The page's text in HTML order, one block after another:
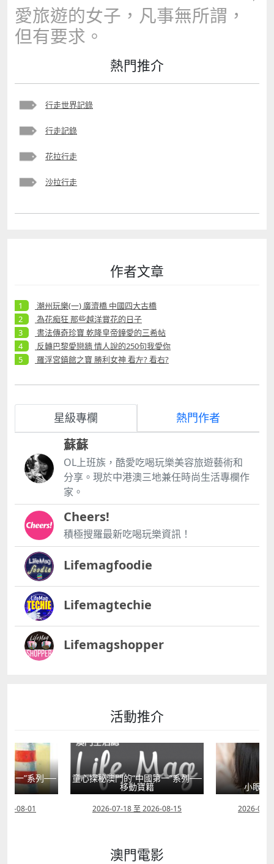
愛旅遊的女子，凡事無所謂，
但有要求。
熱門推介
行走世界記錄
行走記錄
花拉行走
沙拉行走
作者文章
潮州玩樂(一) 廣濟橋 中國四大古橋
為花痴狂 那些越洋賞花的日子
書法傳奇珍寶 乾隆皇帝鐘愛的三希帖
反轉巴黎愛戀牆 情人說的250句我愛你
羅浮宮鎮館之寶 勝利女神 看左? 看右?
星級專欄 熱門作者
蘇蘇
OL上班族，酷愛吃喝玩樂美容旅遊藝術和
分享。現於中港澳三地兼任時尚生活專欄作
家。
Cheers!
積極搜羅最新吃喝玩樂資訊！
Lifemagfoodie
Lifemagtechie
Lifemagshopper
活動推介
童心探秘澳門的“中國第一”系列──
移動寶籍
2026-07-18 至 2026-08-15
小眼晴「聽」大世界
2026-07-11 至 2026-08-29
澳門電影